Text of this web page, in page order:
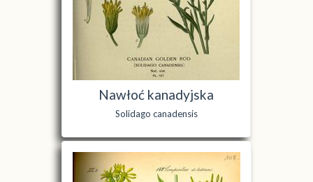
Nawłoć kanadyjska
Solidago canadensis